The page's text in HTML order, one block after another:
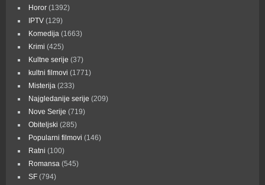
Horor (1392)
IPTV (129)
Komedija (1663)
Krimi (425)
Kultne serije (37)
kultni filmovi (1771)
Misterija (233)
Najgledanije serije (209)
Nove Serije (719)
Obiteljski (285)
Popularni filmovi (146)
Ratni (100)
Romansa (545)
SF (794)